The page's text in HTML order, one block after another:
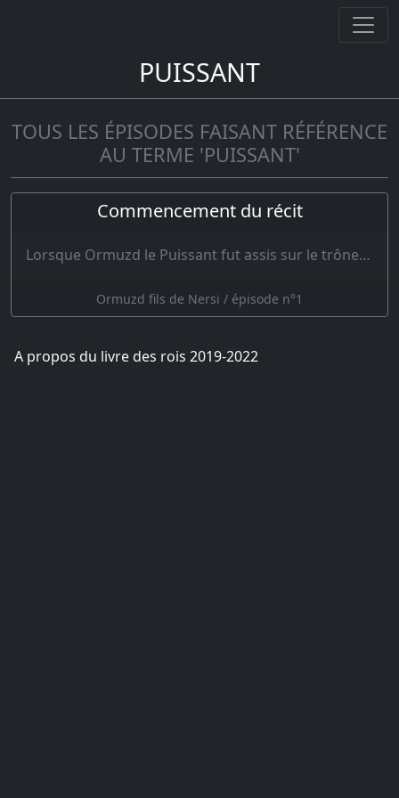
PUISSANT
TOUS LES ÉPISODES FAISANT RÉFÉRENCE
AU TERME 'PUISSANT'
Commencement du récit
Lorsque Ormuzd le Puissant fut assis sur le trône, la griffe du loup s’abstint de sa proie ; il r…
Ormuzd fils de Nersi / épisode n°1
A propos du livre des rois 2019-2022